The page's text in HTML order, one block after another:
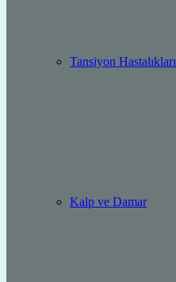
Tansiyon Hastalıkları
Kalp ve Damar